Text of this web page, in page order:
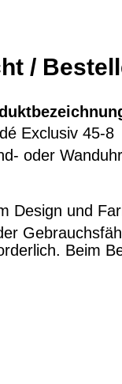
/
Exclusiv 45-8
oder
Design und
Beim